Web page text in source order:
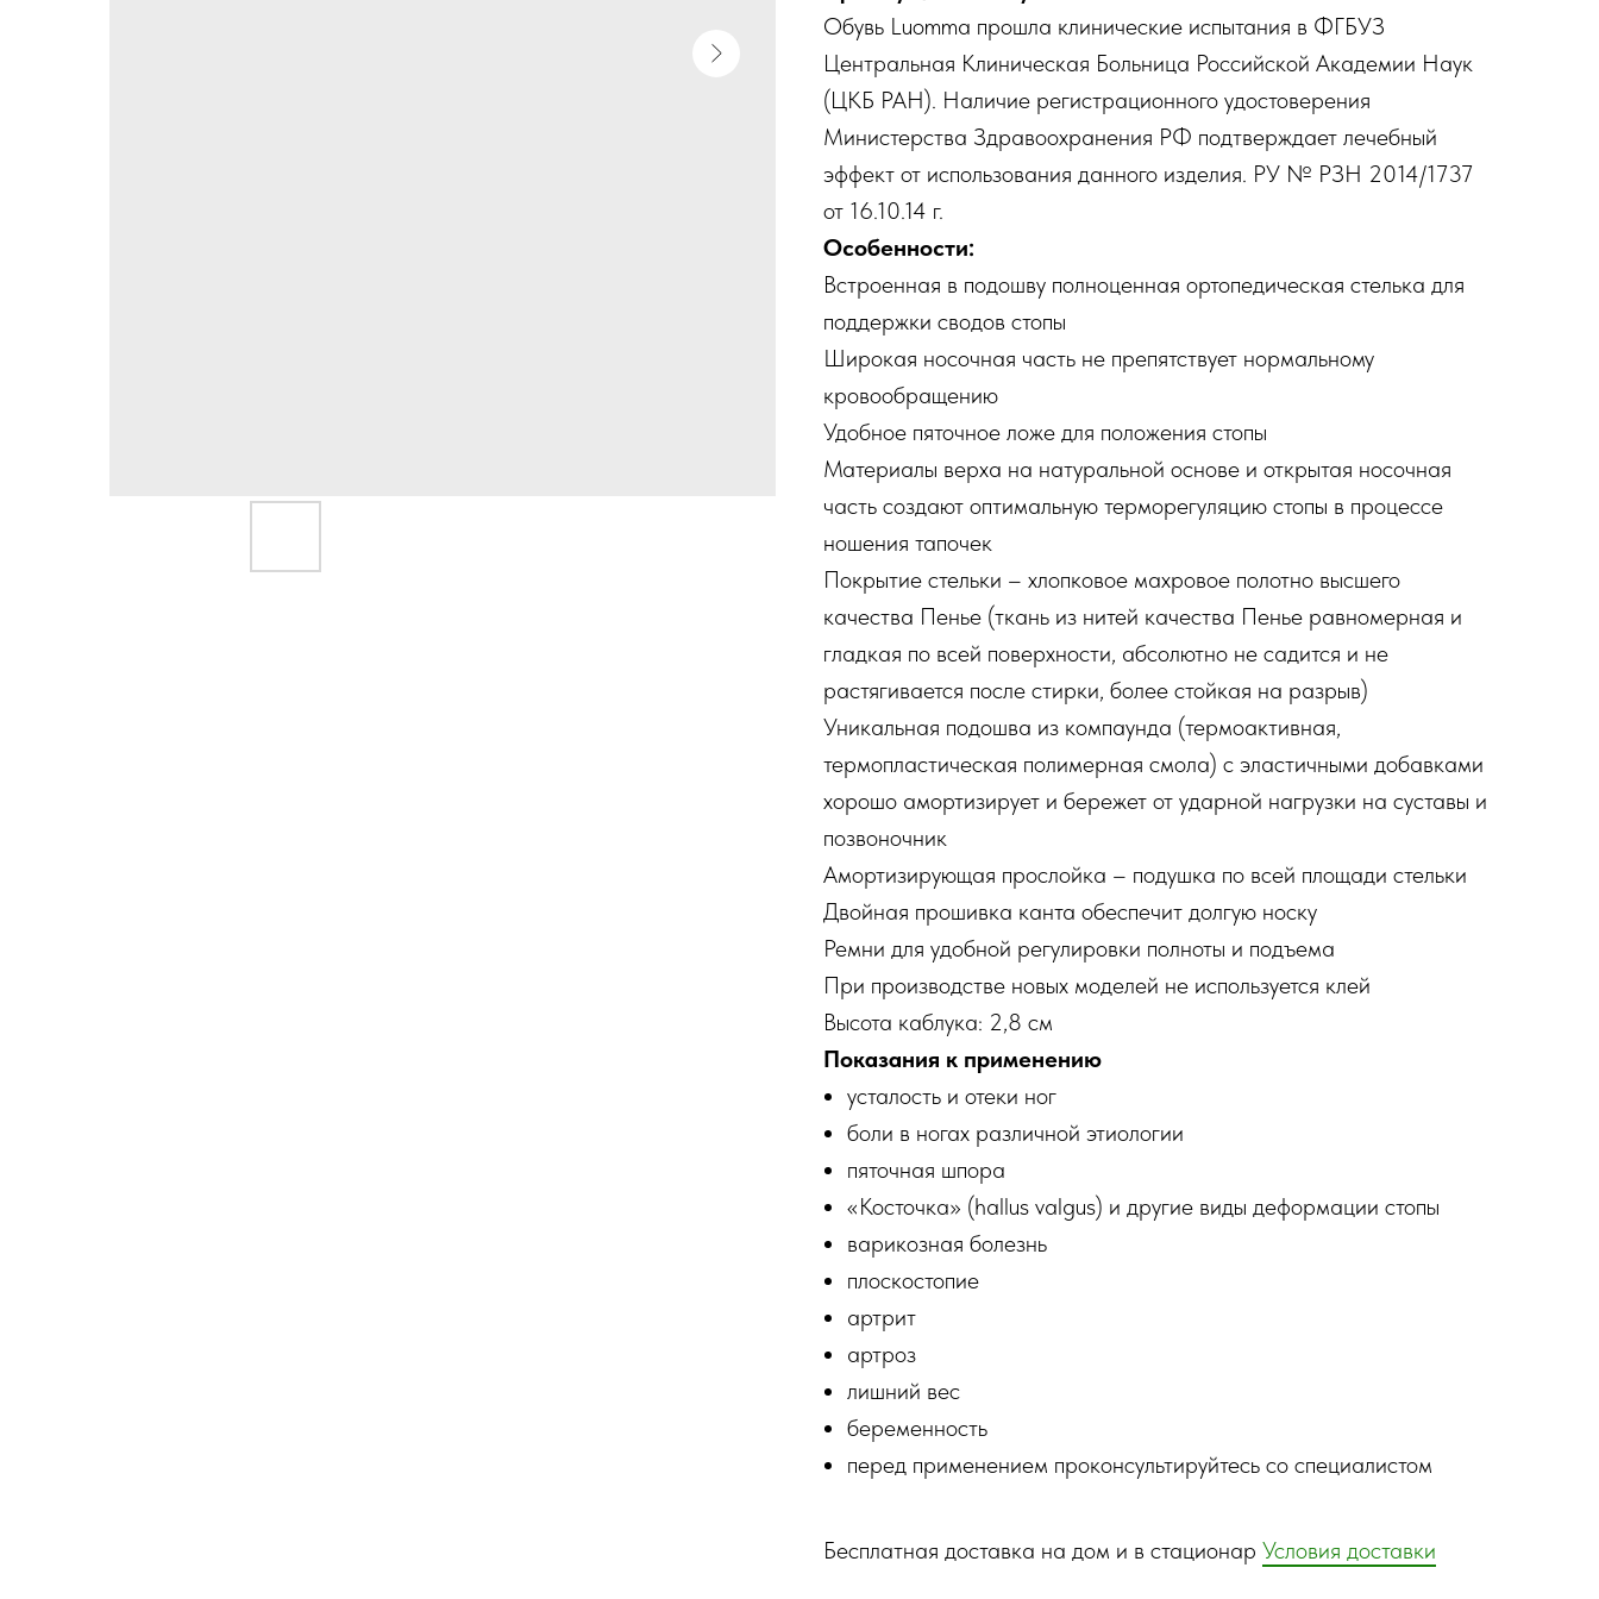
Обувь Luomma прошла клинические испытания в ФГБУЗ
Центральная Клиническая Больница Российской Академии Наук
(ЦКБ РАН). Наличие регистрационного удостоверения
Министерства Здравоохранения РФ подтверждает лечебный
эффект от использования данного изделия. РУ № РЗН 2014/1737
от 16.10.14 г.
Особенности:
Встроенная в подошву полноценная ортопедическая стелька для
поддержки сводов стопы
Широкая носочная часть не препятствует нормальному
кровообращению
Удобное пяточное ложе для положения стопы
Материалы верха на натуральной основе и открытая носочная
часть создают оптимальную терморегуляцию стопы в процессе
ношения тапочек
Покрытие стельки – хлопковое махровое полотно высшего
качества Пенье (ткань из нитей качества Пенье равномерная и
гладкая по всей поверхности, абсолютно не садится и не
растягивается после стирки, более стойкая на разрыв)
Уникальная подошва из компаунда (термоактивная,
термопластическая полимерная смола) с эластичными добавками
хорошо амортизирует и бережет от ударной нагрузки на суставы и
позвоночник
Амортизирующая прослойка – подушка по всей площади стельки
Двойная прошивка канта обеспечит долгую носку
Ремни для удобной регулировки полноты и подъема
При производстве новых моделей не используется клей
Высота каблука: 2,8 см
Показания к применению
усталость и отеки ног
боли в ногах различной этиологии
пяточная шпора
«Косточка» (hallus valgus) и другие виды деформации стопы
варикозная болезнь
плоскостопие
артрит
артроз
лишний вес
беременность
перед применением проконсультируйтесь со специалистом
Бесплатная доставка на дом и в стационар Условия доставки